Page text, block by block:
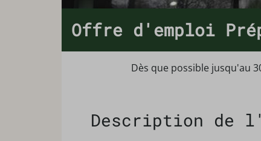
Offre d'emploi
Dès que possible jusqu'au
Description de